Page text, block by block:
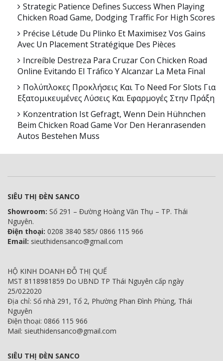
Strategic Patience Defines Success When Playing
Chicken Road Game, Dodging Traffic For High Scores
Précise Létude Du Plinko Et Maximisez Vos Gains
Avec Un Placement Stratégique Des Pièces
Increíble Destreza Para Cruzar Con Chicken Road
Online Evitando El Tráfico Y Alcanzar La Meta Final
Πολύπλοκες Προκλήσεις Και Το Need For Slots Για
Εξατομικευμένες Λύσεις Και Εφαρμογές Στην Πράξη
Konzentration Ist Gefragt, Wenn Dein Hühnchen
Beim Chicken Road Game Vor Den Heranrasenden
Autos Bestehen Muss
SIÊU THỊ ĐÈN SANCO
Showroom: Số 291 – Đường Hoàng Văn Thụ – TP. Thái
Nguyên.
Điện thoại: 0208 3840 585/ 0866 115 966
Email: sieuthidensanco@gmail.com
HỘ KINH DOANH ĐỖ THỊ QUẾ
MST 8118981859 Do UBND TP Thái Nguyên cấp ngày
25/022020
Địa chỉ: Số nhà 291, Tổ 2, Phường Phan Đình Phùng, Thái
Nguyên
Điện thoại: 0866 115 966
Mail: sieuthidensanco@gmail.com
SIÊU THỊ ĐÈN SANCO